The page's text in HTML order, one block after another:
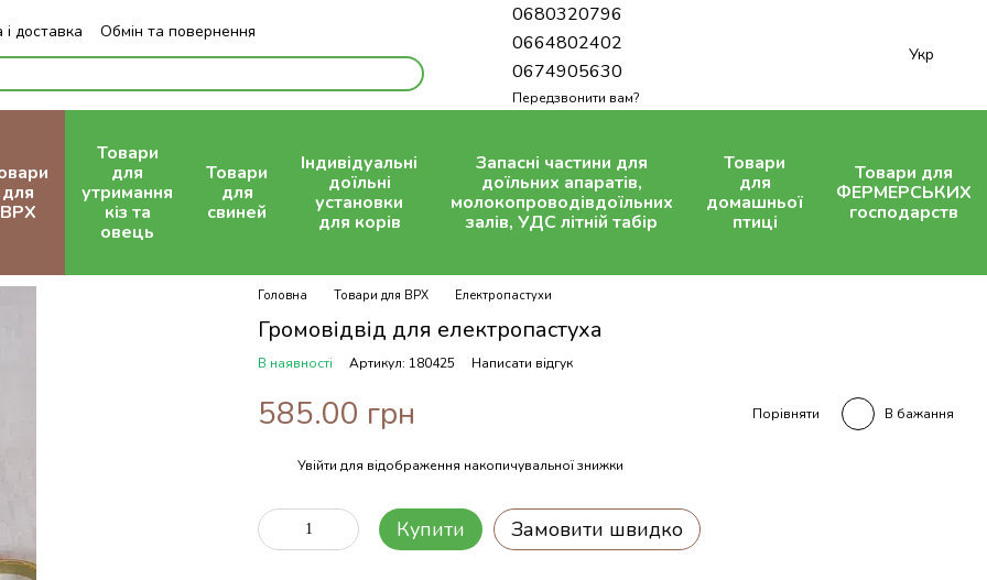
доставка
Обмін та повернення
0680320796
0664802402
0674905630
Передзвонити вам?
Укр
для
ВРХ
Товари
для
утримання
кіз та
овець
Товари
для
свиней
Індивідуальні
доїльні
установки
для корів
Запасні частини для
доїльних апаратів,
молокопроводівдоїльних
залів, УДС літній табір
Товари
для
домашньої
птиці
Товари для
ФЕРМЕРСЬКИХ
господарств
Головна Товари для ВРХ Електропастухи
Громовідвід для електропастуха
В наявності Артикул: 180425 Написати відгук
585.00 грн Порівняти В бажання
Увійти для відображення накопичувальної знижки
Купити Замовити швидко